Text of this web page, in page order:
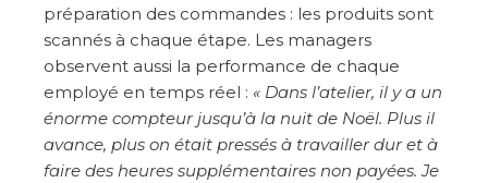
préparation des commandes : les produits sont
scannés à chaque étape. Les managers
observent aussi la performance de chaque
employé en temps réel : « Dans l’atelier, il y a un
énorme compteur jusqu’à la nuit de Noël. Plus il
avance, plus on était pressés à travailler dur et à
faire des heures supplémentaires non payées. Je